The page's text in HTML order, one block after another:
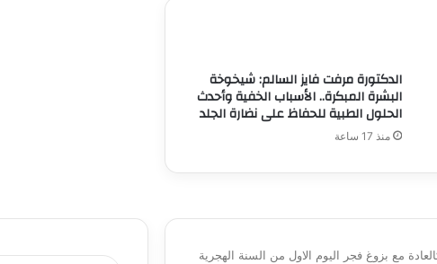
الدكتورة مرفت فايز السالم: شيخوخة
البشرة المبكرة.. الأسباب الخفية وأحدث
الحلول الطبية للحفاظ على نضارة الجلد
منذ 17 ساعة